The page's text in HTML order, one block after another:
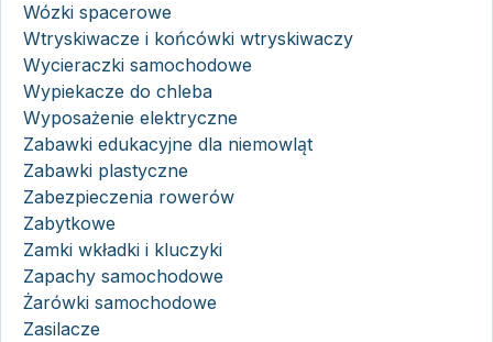
Wózki spacerowe
Wtryskiwacze i końcówki wtryskiwaczy
Wycieraczki samochodowe
Wypiekacze do chleba
Wyposażenie elektryczne
Zabawki edukacyjne dla niemowląt
Zabawki plastyczne
Zabezpieczenia rowerów
Zabytkowe
Zamki wkładki i kluczyki
Zapachy samochodowe
Żarówki samochodowe
Zasilacze